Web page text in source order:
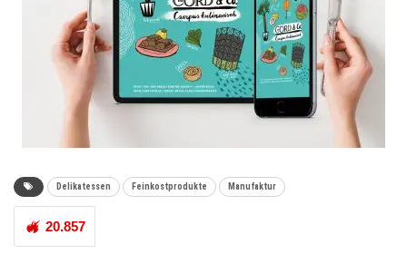
Delikatessen Feinkostprodukte Manufaktur
20.857